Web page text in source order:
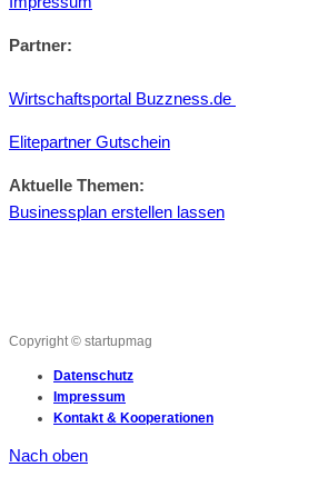
Partner:
Wirtschaftsportal Buzzness.de
Elitepartner Gutschein
Aktuelle Themen:
Businessplan erstellen lassen
Copyright © startupmag
Datenschutz
Impressum
Kontakt & Kooperationen
Nach oben